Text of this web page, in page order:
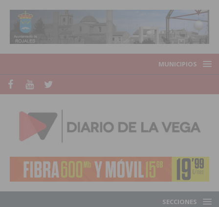
MUNICIPIOS
SECCIONES